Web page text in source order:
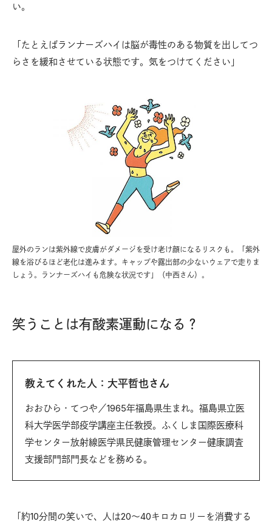
い。
「たとえばランナーズハイは脳が毒性のある物質を出してつ
らさを緩和させている状態です。気をつけてください」
屋外のランは紫外線で皮膚がダメージを受け老け顔になるリスクも。「紫外
線を浴びるほど老化は進みます。キャップや露出部の少ないウェアで走りま
しょう。ランナーズハイも危険な状況です」（中西さん）。
笑うことは有酸素運動になる？
教えてくれた人：大平哲也さん
おおひら・てつや／1965年福島県生まれ。福島県立医
科大学医学部疫学講座主任教授。ふくしま国際医療科
学センター放射線医学県民健康管理センター健康調査
支援部門部門長などを務める。
「約10分間の笑いで、人は20～40キロカロリーを消費する